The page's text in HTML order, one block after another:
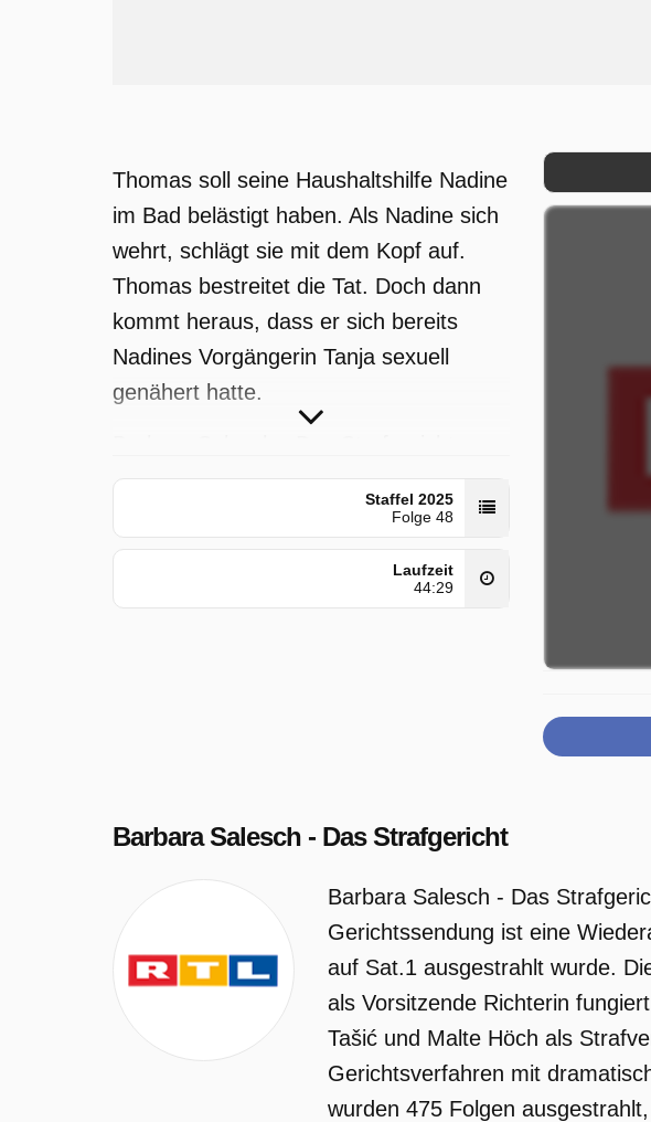
Thomas soll seine Haushaltshilfe Nadine
im Bad belästigt haben. Als Nadine sich
wehrt, schlägt sie mit dem Kopf auf.
Thomas bestreitet die Tat. Doch dann
kommt heraus, dass er sich bereits
Nadines Vorgängerin Tanja sexuell
genähert hatte.
wurde auf RTL ausgestrahlt am
Dienstag 23 Dezember 2025, 11:00 Uhr.
Staffel 2025
Folge 48
Laufzeit
44:29
Barbara Salesch - Das Strafgericht
Barbara Salesch - Das
Gerichtssendung ist eine
auf Sat.1 ausgestrahlt wurde.
als Vorsitzende Richterin
Tašić und Malte Höch als
Gerichtsverfahren mit
wurden 475 Folgen